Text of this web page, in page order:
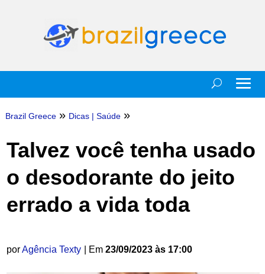
Brazil Greece » Dicas| Saúde »
Talvez você tenha usado
o desodorante do jeito
errado a vida toda
porAgência Texty | Em 23/09/2023 às 17:00